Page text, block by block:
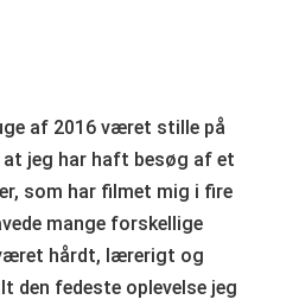
af 2016 været stille på
at jeg har haft besøg af et
som har filmet mig i fire
mange forskellige
hårdt, lærerigt og
den fedeste oplevelse jeg